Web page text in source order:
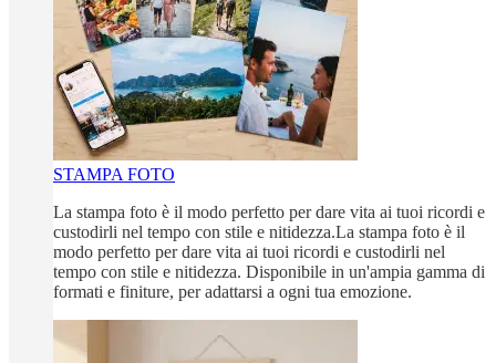
STAMPA FOTO
La stampa foto è il modo perfetto per dare vita ai tuoi ricordi e
custodirli nel tempo con stile e nitidezza.La stampa foto è il
modo perfetto per dare vita ai tuoi ricordi e custodirli nel
tempo con stile e nitidezza. Disponibile in un'ampia gamma di
formati e finiture, per adattarsi a ogni tua emozione.